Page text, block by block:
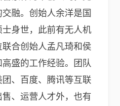
融。创始人余洋是国
身世，此前有无人机
合创始人孟凡琦和侯
盛的工作经验。团队
、百度、腾讯等互联
、运营人才外，也有